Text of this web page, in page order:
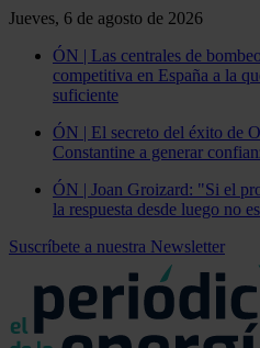
Jueves, 6 de agosto de 2026
ÓN | Las centrales de
competitiva en España a la
suficiente
ÓN | El secreto del éxito de
Constantine a generar
ÓN | Joan Groizard: "Si el
la respuesta desde luego no
Suscríbete a nuestra Newsletter